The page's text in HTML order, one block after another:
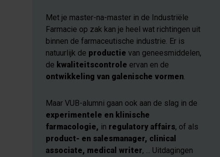
Met je master-na-master in de Industriële
Farmacie op zak kan je heel wat richtingen uit
binnen de farmaceutische industrie. Er is
natuurlijk de productie van geneesmiddelen,
de kwaliteitscontrole ervan en de
ontwikkeling van galenische vormen.
Maar VUB-alumni gaan ook aan de slag in de
experimentele en klinische
farmacologie, in regulatory affairs, of als
product- en salesmanager, clinical
associate, medical writer, ... Uitdagingen